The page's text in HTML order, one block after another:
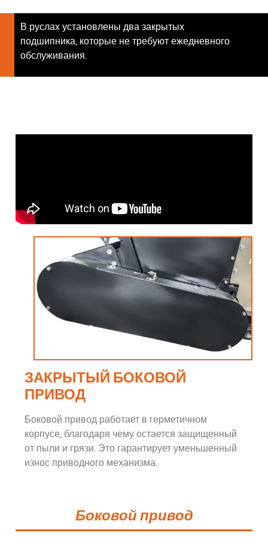
В руслах установлены два закрытых
подшипника, которые не требуют ежедневного
обслуживания.
ЗАКРЫТЫЙ БОКОВОЙ
ПРИВОД
Боковой привод работает в герметичном
корпусе, благодаря чему остается защищенный
от пыли и грязи. Это гарантирует уменьшенный
износ приводного механизма.
Боковой привод